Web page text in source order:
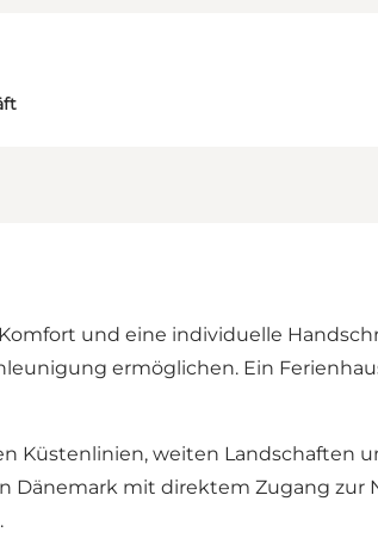
und eine individuelle
ermöglichen. Ein
Küstenlinien, weiten Landschaften
Dänemark mit direktem Zugang zur